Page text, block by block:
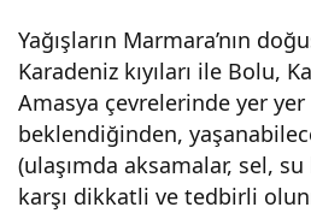
Yağışların Marmara’nın
Karadeniz kıyıları ile Bolu,
Amasya çevrelerinde yer
beklendiğinden,
(ulaşımda aksamalar, sel, su
karşı dikkatli ve tedbirli
bir
örtü
yle